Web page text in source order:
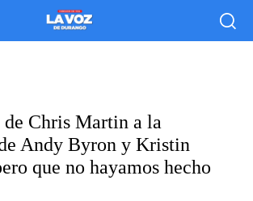
Chris Martin a la
Andy Byron y Kristin
que no hayamos hecho